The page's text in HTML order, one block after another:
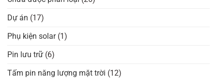
Dự án (17)
Phụ kiện solar(1)
Pin lưu trữ (6)
Tấm pin năng lượng mặt trời (12)